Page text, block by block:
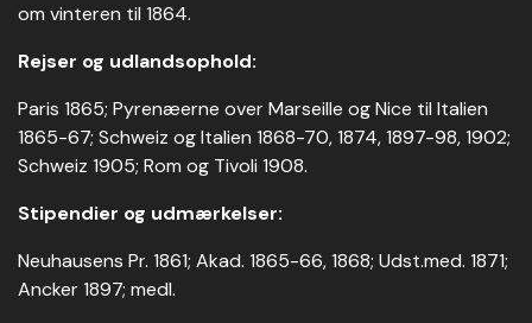
om vinteren til 1864.
Rejser og udlandsophold:
Paris 1865; Pyrenæerne over Marseille og Nice til Italien
1865-67; Schweiz og Italien 1868-70, 1874, 1897-98, 1902;
Schweiz 1905; Rom og Tivoli 1908.
Stipendier og udmærkelser:
Neuhausens Pr. 1861; Akad. 1865-66, 1868; Udst.med. 1871;
Ancker 1897; medl.